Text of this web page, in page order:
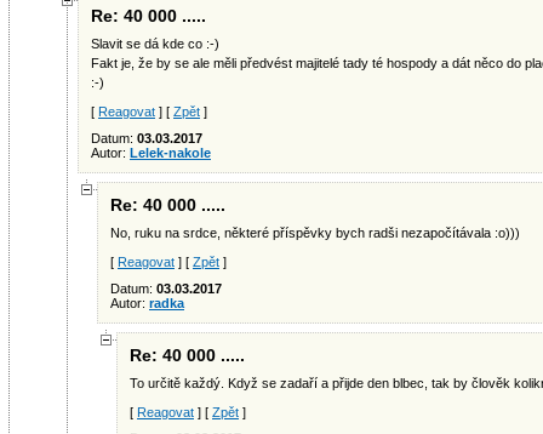
Re: 40 000 .....
Slavit se dá kde co :-)
Fakt je, že by se ale měli předvést majitelé tady té hospody a dát něco do
:-)
[ Reagovat ] [ Zpět ]
Datum: 03.03.2017
Autor: Lelek-nakole
Re: 40 000 .....
No, ruku na srdce, některé příspěvky bych radši nezapočítávala :o)))
[ Reagovat ] [ Zpět ]
Datum: 03.03.2017
Autor: radka
Re: 40 000 .....
To určitě každý. Když se zadaří a přijde den blbec, tak by člověk
[ Reagovat ] [ Zpět ]